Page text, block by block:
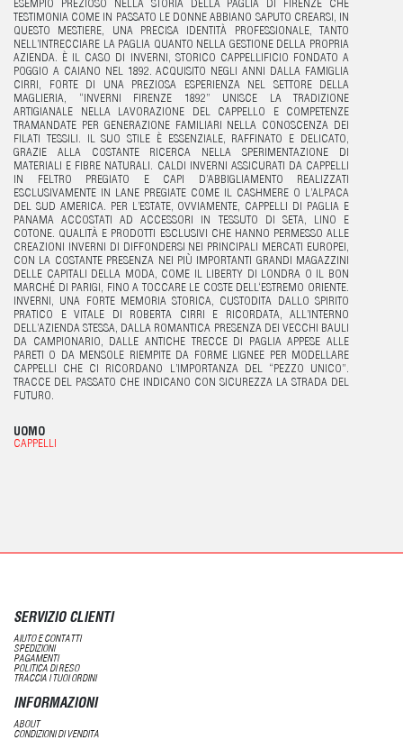
ESEMPIO PREZIOSO NELLA STORIA DELLA PAGLIA DI FIRENZE CHE
TESTIMONIA COME IN PASSATO LE DONNE ABBIANO SAPUTO CREARSI, IN
QUESTO MESTIERE, UNA PRECISA IDENTITÀ PROFESSIONALE, TANTO
NELL’INTRECCIARE LA PAGLIA QUANTO NELLA GESTIONE DELLA PROPRIA
AZIENDA. È IL CASO DI INVERNI, STORICO CAPPELLIFICIO FONDATO A
POGGIO A CAIANO NEL 1892. ACQUISITO NEGLI ANNI DALLA FAMIGLIA
CIRRI, FORTE DI UNA PREZIOSA ESPERIENZA NEL SETTORE DELLA
MAGLIERIA, “INVERNI FIRENZE 1892” UNISCE LA TRADIZIONE
ARTIGIANALE NELLA LAVORAZIONE DEL CAPPELLO E COMPETENZE
TRAMANDATE PER GENERAZIONE FAMILIARI NELLA CONOSCENZA DEI
FILATI TESSILI. IL SUO STILE È ESSENZIALE, RAFFINATO E DELICATO,
GRAZIE ALLA COSTANTE RICERCA NELLA SPERIMENTAZIONE DI
MATERIALI E FIBRE NATURALI. CALDI INVERNI ASSICURATI DA CAPPELLI
IN FELTRO PREGIATO E CAPI D’ABBIGLIAMENTO REALIZZATI
ESCLUSIVAMENTE IN LANE PREGIATE COME IL CASHMERE O L’ALPACA
DEL SUD AMERICA. PER L’ESTATE, OVVIAMENTE, CAPPELLI DI PAGLIA E
PANAMA ACCOSTATI AD ACCESSORI IN TESSUTO DI SETA, LINO E
COTONE. QUALITÀ E PRODOTTI ESCLUSIVI CHE HANNO PERMESSO ALLE
CREAZIONI INVERNI DI DIFFONDERSI NEI PRINCIPALI MERCATI EUROPEI,
CON LA COSTANTE PRESENZA NEI PIÙ IMPORTANTI GRANDI MAGAZZINI
DELLE CAPITALI DELLA MODA, COME IL LIBERTY DI LONDRA O IL BON
MARCHÉ DI PARIGI, FINO A TOCCARE LE COSTE DELL‘ESTREMO ORIENTE.
INVERNI, UNA FORTE MEMORIA STORICA, CUSTODITA DALLO SPIRITO
PRATICO E VITALE DI ROBERTA CIRRI E RICORDATA, ALL’INTERNO
DELL’AZIENDA STESSA, DALLA ROMANTICA PRESENZA DEI VECCHI BAULI
DA CAMPIONARIO, DALLE ANTICHE TRECCE DI PAGLIA APPESE ALLE
PARETI O DA MENSOLE RIEMPITE DA FORME LIGNEE PER MODELLARE
CAPPELLI CHE CI RICORDANO L’IMPORTANZA DEL “PEZZO UNICO”.
TRACCE DEL PASSATO CHE INDICANO CON SICUREZZA LA STRADA DEL
FUTURO.
UOMO
CAPPELLI
SERVIZIO CLIENTI
AIUTO E CONTATTI
SPEDIZIONI
PAGAMENTI
POLITICA DI RESO
TRACCIA I TUOI ORDINI
INFORMAZIONI
ABOUT
CONDIZIONI DI VENDITA